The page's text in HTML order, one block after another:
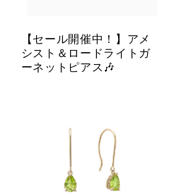
【セール開催中！】アメ
シスト＆ロードライトガ
ーネットピアス🎶